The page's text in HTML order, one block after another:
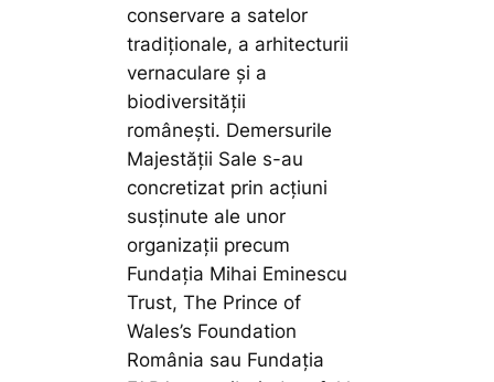
conservare a satelor
tradiționale, a arhitecturii
vernaculare și a
biodiversității
românești. Demersurile
Majestății Sale s-au
concretizat prin acțiuni
susținute ale unor
organizații precum
Fundația Mihai Eminescu
Trust, The Prince of
Wales’s Foundation
România sau Fundația